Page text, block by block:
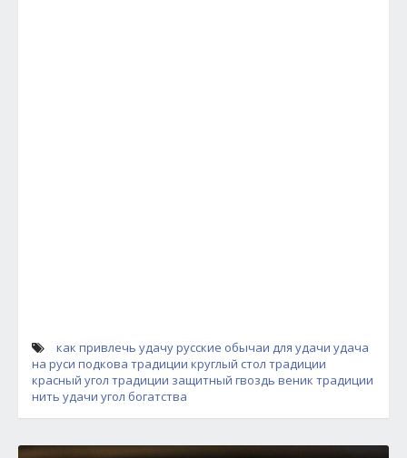
как привлечь удачурусские обычаи для удачи удача
на руси подкова традиции круглый стол традиции
красный угол традиции защитный гвоздь веник традиции
нить удачи угол богатства